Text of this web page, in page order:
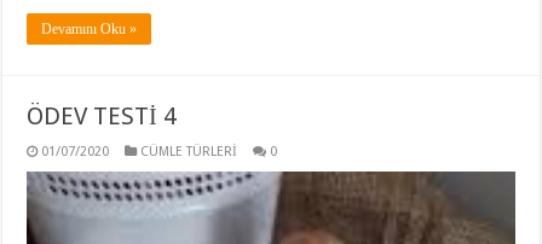
Devamını Oku »
ÖDEV TESTİ 4
01/07/2020 CÜMLE TÜRLERİ 0